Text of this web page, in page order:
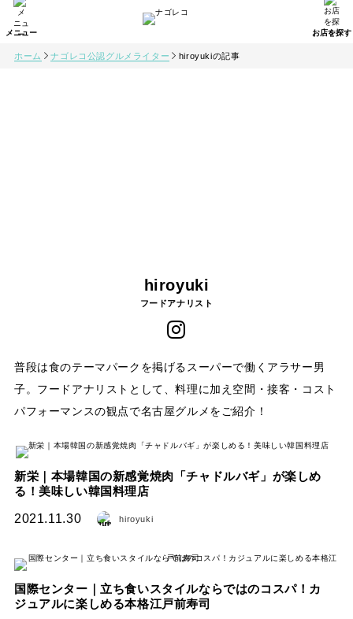
ホーム ナゴレコ公認グルメライター hiroyukiの記事
hiroyuki
フードアナリスト
普段は食のテーマパークを掲げるスーパーで働くアラサー男
子。フードアナリストとして、料理に加え空間・接客・コスト
パフォーマンスの観点で名古屋グルメをご紹介！
新栄｜本場韓国の新感覚焼肉「チャドルバギ」が楽しめ
る！美味しい韓国料理店
2021.11.30 hiroyuki
国際センター｜立ち食いスタイルならではのコスパ！カ
ジュアルに楽しめる本格江戸前寿司